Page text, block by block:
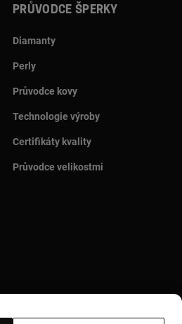
Průvodce šperky
Diamanty
Perly
Průvodce kovy
Technologie výroby
Certifikáty kvality
Průvodce velikostmi